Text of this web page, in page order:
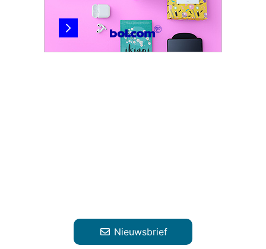
Nieuwsbrief